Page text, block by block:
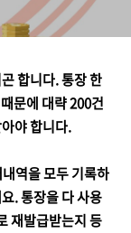
합니다. 통장 한
문에 대략 200건
야 합니다.
역을 모두 기록하
. 통장을 다 사용
재발급받는지 등